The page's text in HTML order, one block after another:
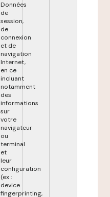
Données
de
session,
de
connexion
et de
navigation
Internet,
en ce
incluant
notamment
des
informations
sur
votre
navigateur
ou
terminal
et
leur
configuration
(ex :
device
fingerprinting,